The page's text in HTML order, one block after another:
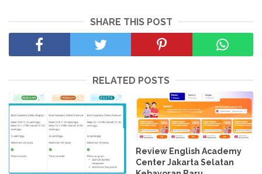
SHARE THIS POST
RELATED POSTS
Review English Academy
Center Jakarta Selatan